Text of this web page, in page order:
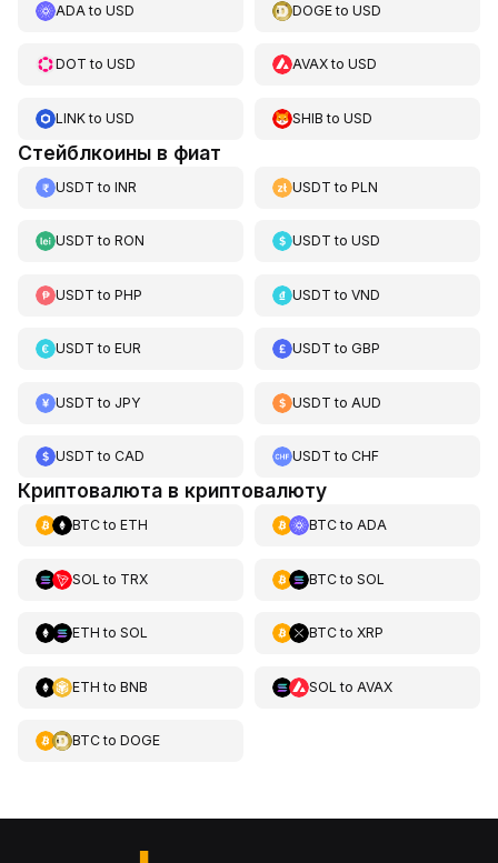
ADA to USD DOGEtoUSD
DOT to USD AVAXtoUSD
LINKto USD SHIB toUSD
Стейблкоины в фиат
USDT to INR USDT toPLN
USDT to RON USDT toUSD
USDT to PHP USDT toVND
USDT to EUR USDT toGBP
USDT to JPY USDT to AUD
USDT to CAD USDT toCHF
Криптовалюта в криптовалюту
BTCto ETH BTCto ADA
SOL to TRX BTCto SOL
ETH to SOL BTCto XRP
ETH to BNB SOL to AVAX
BTCto DOGE